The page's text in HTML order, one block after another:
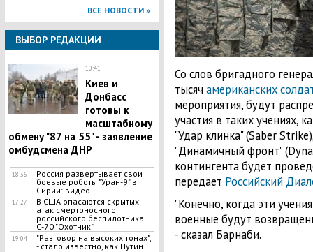
ВСЕ НОВОСТИ »
ВЫБОР РЕДАКЦИИ
10:41
Киев и
Донбасс
готовы к
масштабному
обмену "87 на 55" - заявление
омбудсмена ДНР
18:36
Россия развертывает свои
боевые роботы "Уран-9" в
Сирии: видео
17:27
В США опасаются скрытых
атак смертоносного
российского беспилотника
С-70 "Охотник"
19:04
"Разговор на высоких тонах",
- стало известно, как Путин
Со слов бригадного
тысяч американских
мероприятия, будут
участия в таких учениях,
"Удар клинка" (Saber
"Динамичный фронт"
контингента будет
передает Российский
"Конечно, когда эти
военные будут
- сказал Барнаби.